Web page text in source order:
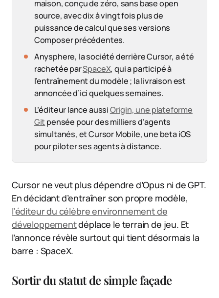
maison, conçu de zéro, sans base open
source, avec dix à vingt fois plus de
puissance de calcul que ses versions
Composer précédentes.
Anysphere, la société derrière Cursor, a été
rachetée parSpaceX, qui a participé à
l’entraînement du modèle ; la livraison est
annoncée d’ici quelques semaines.
L’éditeur lance aussiOrigin, une plateforme
Git pensée pour des milliers d’agents
simultanés, et Cursor Mobile, une beta iOS
pour piloter ses agents à distance.
Cursor ne veut plus dépendre d’Opus ni de GPT.
En décidant d’entraîner son propre modèle,
l’éditeur du célèbre environnement de
développementdéplace le terrain de jeu. Et
l’annonce révèle surtout qui tient désormais la
barre : SpaceX.
Sortir du statut de simple façade